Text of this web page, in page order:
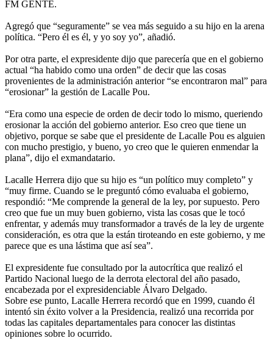
FM GENTE.
Agregó que “seguramente” se vea más seguido a su hijo en la arena
política. “Pero él es él, y yo soy yo”, añadió.
Por otra parte, el expresidente dijo que parecería que en el gobierno
actual “ha habido como una orden” de decir que las cosas
provenientes de la administración anterior “se encontraron mal” para
“erosionar” la gestión de Lacalle Pou.
“Era como una especie de orden de decir todo lo mismo, queriendo
erosionar la acción del gobierno anterior. Eso creo que tiene un
objetivo, porque se sabe que el presidente de Lacalle Pou es alguien
con mucho prestigio, y bueno, yo creo que le quieren enmendar la
plana”, dijo el exmandatario.
Lacalle Herrera dijo que su hijo es “un político muy completo” y
“muy firme. Cuando se le preguntó cómo evaluaba el gobierno,
respondió: “Me comprende la general de la ley, por supuesto. Pero
creo que fue un muy buen gobierno, vista las cosas que le tocó
enfrentar, y además muy transformador a través de la ley de urgente
consideración, es otra que la están tiroteando en este gobierno, y me
parece que es una lástima que así sea”.
El expresidente fue consultado por la autocrítica que realizó el
Partido Nacional luego de la derrota electoral del año pasado,
encabezada por el expresidenciable Álvaro Delgado.
Sobre ese punto, Lacalle Herrera recordó que en 1999, cuando él
intentó sin éxito volver a la Presidencia, realizó una recorrida por
todas las capitales departamentales para conocer las distintas
opiniones sobre lo ocurrido.